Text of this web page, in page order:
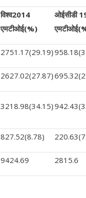
विश्व2014
एमटीओई(%)
ओईसीडी
2751.17(29.19)
2627.02(27.87)
3218.98(34.15)
827.52(8.78)
9424.69 2815.6